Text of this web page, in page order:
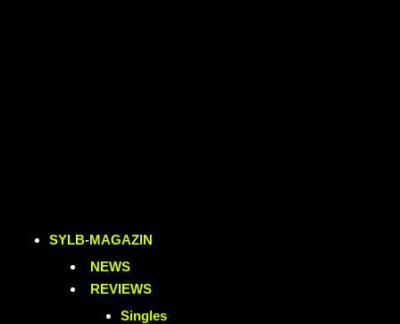
SYLB-MAGAZIN
NEWS
REVIEWS
Singles